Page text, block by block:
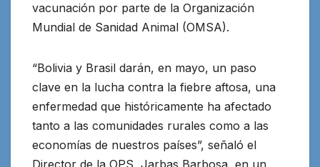
vacunación por parte de la Organización
Mundial de Sanidad Animal (OMSA).
“Bolivia y Brasil darán, en mayo, un paso
clave en la lucha contra la fiebre aftosa, una
enfermedad que históricamente ha afectado
tanto a las comunidades rurales como a las
economías de nuestros países”, señaló el